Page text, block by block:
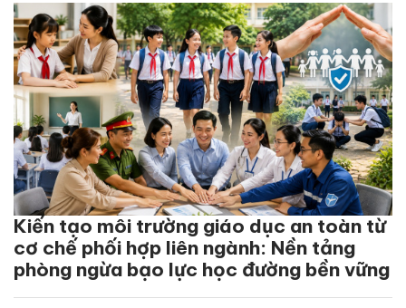
Kiến tạo môi trường giáo dục an toàn từ
cơ chế phối hợp liên ngành: Nền tảng
phòng ngừa bạo lực học đường bền vững